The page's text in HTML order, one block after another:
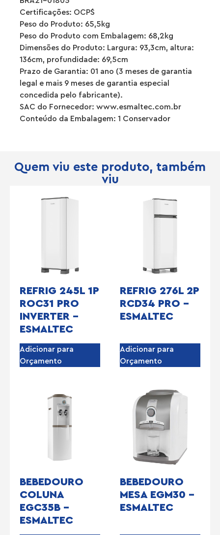
Certificações: OCP´S
Peso do Produto: 65,5kg
Peso do Produto com Embalagem: 68,2kg
Dimensões do Produto: Largura: 93,3cm, altura:
136cm, profundidade: 69,5cm
Prazo de Garantia: 01 ano (3 meses de garantia
legal e mais 9 meses de garantia especial
concedida pelo fabricante).
SAC do Fornecedor: www.esmaltec.com.br
Conteúdo da Embalagem: 1 Conservador
Quem viu este produto, também
viu
REFRIG 245L 1P
ROC31 PRO
INVERTER –
ESMALTEC
Adicionar para
Orçamento
REFRIG 276L 2P
RCD34 PRO –
ESMALTEC
Adicionar para
Orçamento
BEBEDOURO
COLUNA
EGC35B –
ESMALTEC
BEBEDOURO
MESA EGM30 –
ESMALTEC